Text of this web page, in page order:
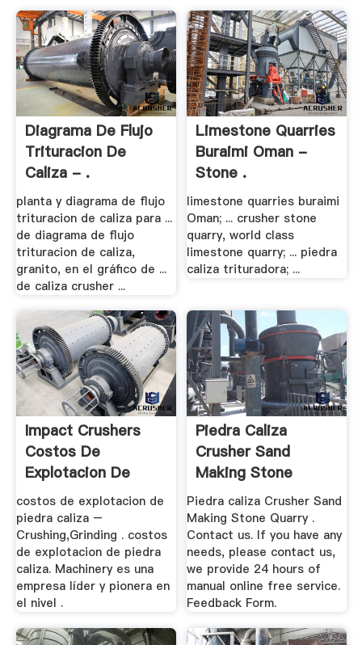
Diagrama De Flujo
Trituracion De
Caliza - .
planta y diagrama de flujo
trituracion de caliza para ...
de diagrama de flujo
trituracion de caliza,
granito, en el gráfico de ...
de caliza crusher ...
Limestone Quarries
Buraimi Oman -
Stone .
limestone quarries buraimi
Oman; ... crusher stone
quarry, world class
limestone quarry; ... piedra
caliza trituradora; ...
Impact Crushers
Costos De
Explotacion De
Piedra .
costos de explotacion de
piedra caliza –
Crushing,Grinding . costos
de explotacion de piedra
caliza. Machinery es una
empresa líder y pionera en
el nivel .
Piedra Caliza
Crusher Sand
Making Stone
Quarry - .
Piedra caliza Crusher Sand
Making Stone Quarry .
Contact us. If you have any
needs, please contact us,
we provide 24 hours of
manual online free service.
Feedback Form.